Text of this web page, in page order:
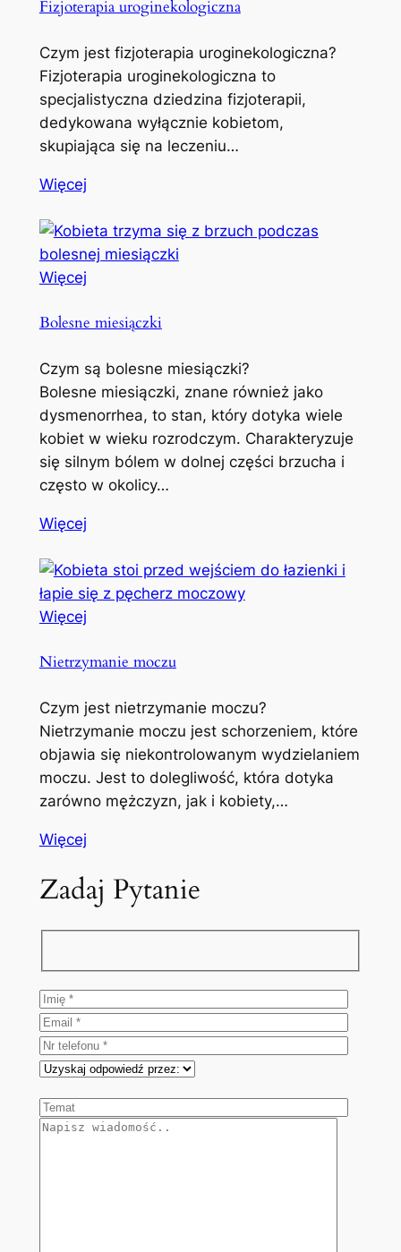
Fizjoterapia uroginekologiczna
Czym jest fizjoterapia uroginekologiczna?
Fizjoterapia uroginekologiczna to
specjalistyczna dziedzina fizjoterapii,
dedykowana wyłącznie kobietom,
skupiająca się na leczeniu…
Więcej
Więcej
Bolesne miesiączki
Czym są bolesne miesiączki?
Bolesne miesiączki, znane również jako
dysmenorrhea, to stan, który dotyka wiele
kobiet w wieku rozrodczym. Charakteryzuje
się silnym bólem w dolnej części brzucha i
często w okolicy…
Więcej
Więcej
Nietrzymanie moczu
Czym jest nietrzymanie moczu?
Nietrzymanie moczu jest schorzeniem, które
objawia się niekontrolowanym wydzielaniem
moczu. Jest to dolegliwość, która dotyka
zarówno mężczyzn, jak i kobiety,…
Więcej
Zadaj Pytanie